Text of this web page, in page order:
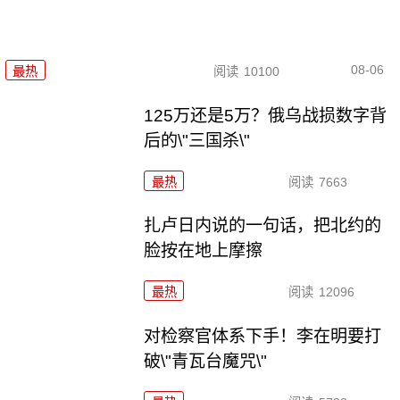
最热 阅读 10100 08-06
125万还是5万？俄乌战损数字背
后的\"三国杀\"
最热 阅读 7663
扎卢日内说的一句话，把北约的
脸按在地上摩擦
最热 阅读 12096
对检察官体系下手！李在明要打
破\"青瓦台魔咒\"